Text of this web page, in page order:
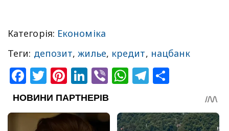
Категорія: Економіка
Теги: депозит,жилье, кредит, нацбанк
Facebook
Twitter
Pinterest
LinkedIn
ViberWhatsApp
Telegram